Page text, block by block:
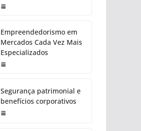
Empreendedorismo em
Mercados Cada Vez Mais
Especializados
Segurança patrimonial e
benefícios corporativos